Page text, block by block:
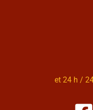
et 24 h /